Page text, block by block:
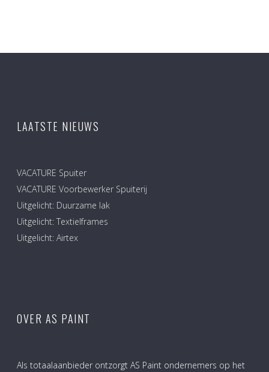
LAATSTE NIEUWS
VACATURE Spuiter
VACATURE Voorbewerker Spuiterij
Uitgelicht: Duurzame lak
Uitgelicht: Textielframes
Uitgelicht: Airtex
OVER AS PAINT
Als totaalaanbieder ontzorgt AS Paint ondernemers op het